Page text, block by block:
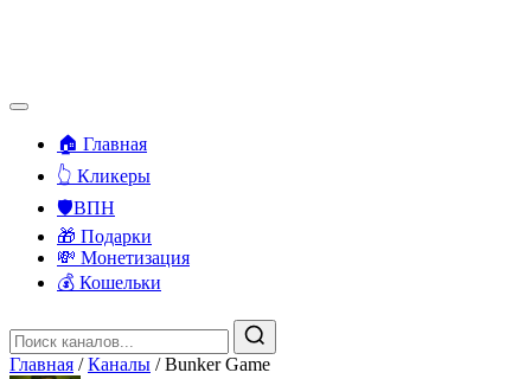
🏠 Главная
👆 Кликеры
🛡️ВПН
🎁 Подарки
💸 Монетизация
💰 Кошельки
Главная / Каналы / Bunker Game